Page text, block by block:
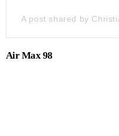
A post shared by
Air Max 98